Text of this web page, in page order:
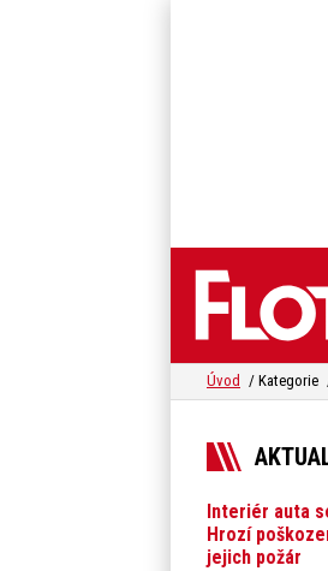
Úvod Kategorie
Interiér auta
Hrozí
jejich požár